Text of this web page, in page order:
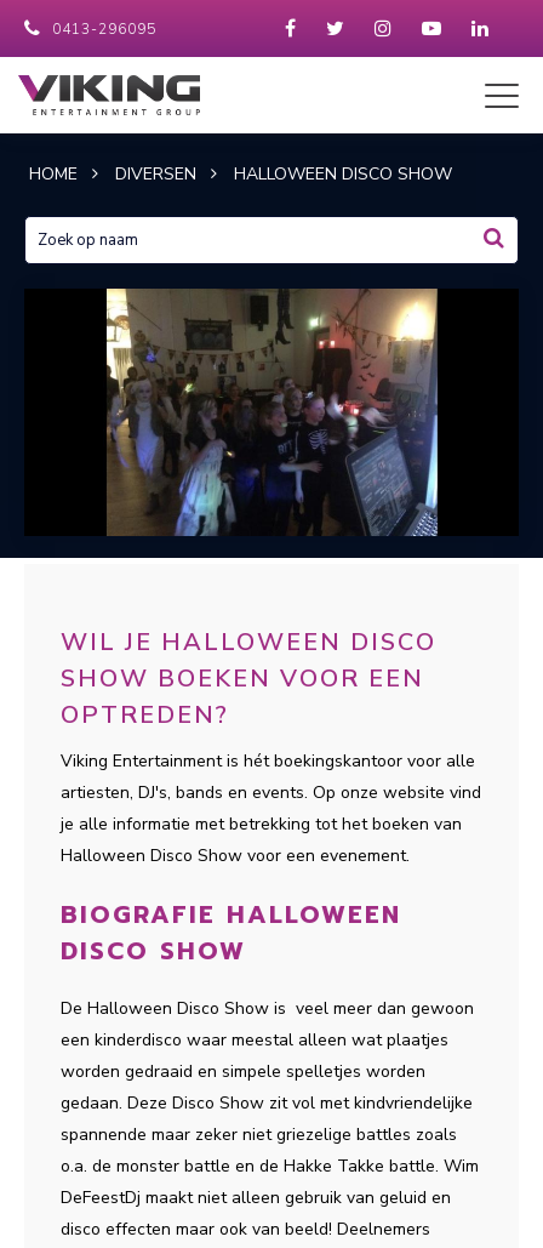
0413-296095
HOME DIVERSEN HALLOWEEN DISCO SHOW
WIL JE HALLOWEEN DISCO
SHOW BOEKEN VOOR EEN
OPTREDEN?
Viking Entertainment is hét boekingskantoor voor alle
artiesten, DJ's, bands en events. Op onze website vind
je alle informatie met betrekking tot het boeken van
Halloween Disco Show voor een evenement.
BIOGRAFIE HALLOWEEN
DISCO SHOW
De Halloween Disco Show is veel meer dan gewoon
een kinderdisco waar meestal alleen wat plaatjes
worden gedraaid en simpele spelletjes worden
gedaan. Deze Disco Show zit vol met kindvriendelijke
spannende maar zeker niet griezelige battles zoals
o.a. de monster battle en de Hakke Takke battle. Wim
DeFeestDj maakt niet alleen gebruik van geluid en
disco effecten maar ook van beeld! Deelnemers